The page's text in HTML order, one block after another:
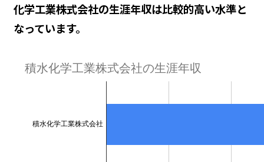
化学工業株式会社の生涯年収は比較的高い水準と
なっています。